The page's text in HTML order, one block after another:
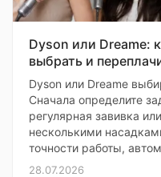
Dyson или Dreame:
выбрать и
Dyson или Dreame
Сначала определите
регулярная завивка
несколькими
точности работы,
28.07.2026